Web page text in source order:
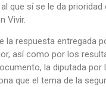
que sí se le da
Vivir.
la respuesta entregada
así como por los
la diputada por
que el tema de la